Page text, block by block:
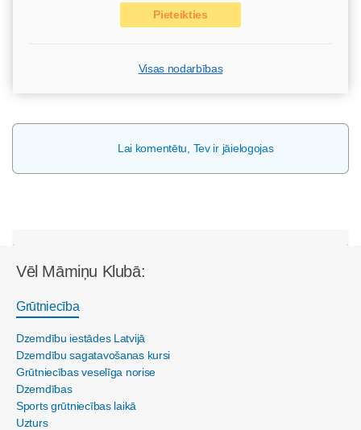
Pieteikties
Visas nodarbības
Lai komentētu, Tev ir jāielogojas
Vēl Māmiņu Klubā:
Grūtniecība
Dzemdību iestādes Latvijā
Dzemdību sagatavošanas kursi
Grūtniecības veselīga norise
Dzemdības
Sports grūtniecības laikā
Uzturs